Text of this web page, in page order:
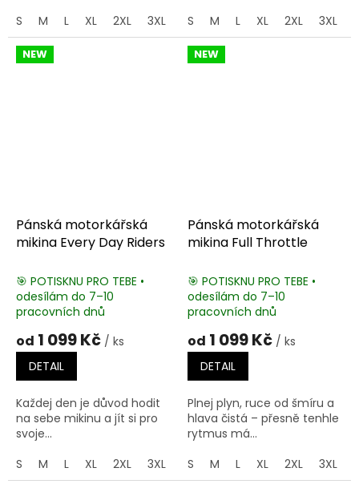
S
M L XL 2XL 3XL 4XL 5XL
S
M L XL 2XL 3XL
NEW
Pánská motorkářská
mikina Every Day Riders
🎯 POTISKNU PRO TEBE •
odesílám do 7–10
pracovních dnů
od 1 099 Kč / ks
DETAIL
Každej den je důvod hodit
na sebe mikinu a jít si pro
svoje...
S
M L XL 2XL 3XL 4XL 5XL
NEW
Pánská motorkářská
mikina Full Throttle
🎯 POTISKNU PRO TEBE •
odesílám do 7–10
pracovních dnů
od 1 099 Kč / ks
DETAIL
Plnej plyn, ruce od šmíru a
hlava čistá – přesně tenhle
rytmus má...
S
M L XL 2XL 3XL